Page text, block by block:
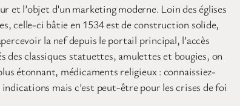
et l’objet d’un marketing moderne. Loin des églises
celle-ci bâtie en 1534 est de construction solide,
la nef depuis le portail principal, l’accès
classiques statuettes, amulettes et bougies, on
étonnant, médicaments religieux : connaissiez-
mais c’est peut-être pour les crises de foi